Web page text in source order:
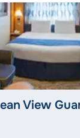
View